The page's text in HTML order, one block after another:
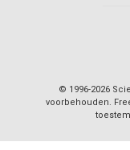
© 1996-2026
voorbehouden.